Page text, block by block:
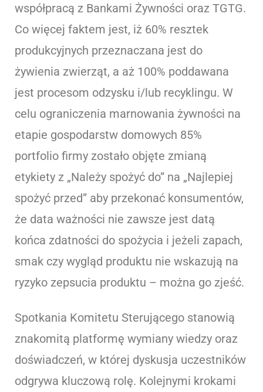
współpracą z Bankami Żywności oraz TGTG.
Co więcej faktem jest, iż 60% resztek
produkcyjnych przeznaczana jest do
żywienia zwierząt, a aż 100% poddawana
jest procesom odzysku i/lub recyklingu. W
celu ograniczenia marnowania żywności na
etapie gospodarstw domowych 85%
portfolio firmy zostało objęte zmianą
etykiety z „Należy spożyć do” na „Najlepiej
spożyć przed” aby przekonać konsumentów,
że data ważności nie zawsze jest datą
końca zdatności do spożycia i jeżeli zapach,
smak czy wygląd produktu nie wskazują na
ryzyko zepsucia produktu – można go zjeść.
Spotkania Komitetu Sterującego stanowią
znakomitą platformę wymiany wiedzy oraz
doświadczeń, w której dyskusja uczestników
odgrywa kluczową rolę. Kolejnymi krokami